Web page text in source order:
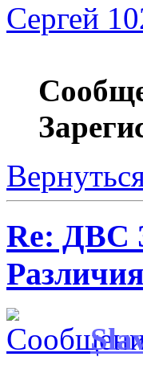
Сергей
Re: ДВС